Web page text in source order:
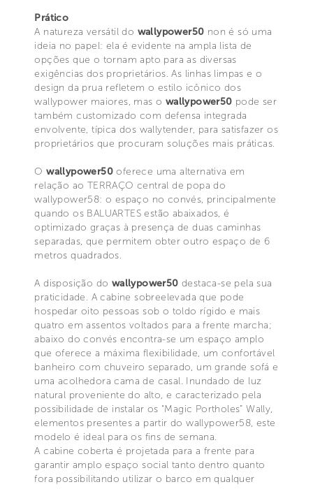
Prático
A natureza versátil do wallypower50 non é só uma
ideia no papel: ela é evidente na ampla lista de
opções que o tornam apto para as diversas
exigências dos proprietários. As linhas limpas e o
design da prua refletem o estilo icônico dos
wallypower maiores, mas o wallypower50 pode ser
também customizado com defensa integrada
envolvente, típica dos wallytender, para satisfazer os
proprietários que procuram soluções mais práticas.
Owallypower50oferece uma alternativa em
relação ao TERRAÇO central de popa do
wallypower58: o espaço no convés, principalmente
quando os BALUARTES estão abaixados, é
optimizado graças à presença de duas caminhas
separadas, que permitem obter outro espaço de 6
metros quadrados.
A disposição do wallypower50 destaca-se pela sua
praticidade. A cabine sobreelevada que pode
hospedar oito pessoas sob o toldo rígido e mais
quatro em assentos voltados para a frente marcha;
abaixo do convés encontra-se um espaço amplo
que oferece a máxima flexibilidade, um confortável
banheiro com chuveiro separado, um grande sofá e
uma acolhedora cama de casal. Inundado de luz
natural proveniente do alto, e caracterizado pela
possibilidade de instalar os “Magic Portholes” Wally,
elementos presentes a partir do wallypower58, este
modelo é ideal para os fins de semana.
A cabine coberta é projetada para a frente para
garantir amplo espaço social tanto dentro quanto
fora possibilitando utilizar o barco em qualquer